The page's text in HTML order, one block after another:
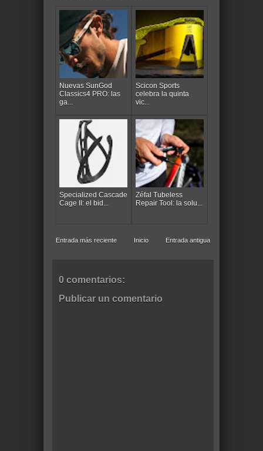
Nuevas SunGod
Classics4 PRO: las
ga...
Scicon Sports
celebra la quinta
vic...
Specialized Cascade
Cage II: el bid...
Zéfal Tubeless
Repair Tool: la solu...
Entrada más reciente Entrada antigua
Inicio
0 comentarios:
Publicar un comentario